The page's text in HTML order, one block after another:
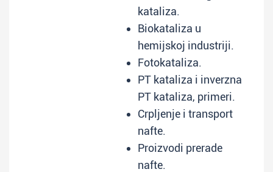
kataliza.
Biokataliza u
hemijskoj industriji.
Fotokataliza.
PT kataliza i inverzna
PT kataliza, primeri.
Crpljenje i transport
nafte.
Proizvodi prerade
nafte.